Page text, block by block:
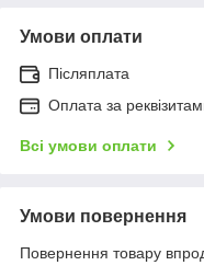
Умови оплати
Післяплата
Оплата за
Всі умови оплати
Умови повернення
Повернення товару